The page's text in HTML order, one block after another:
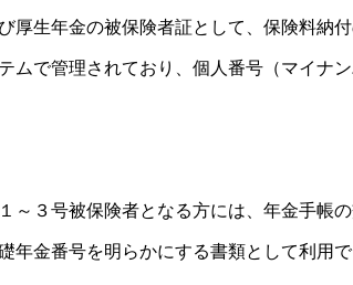
生年金の被保険者証として、保険料納
で管理されており、個人番号（マイナ
３号被保険者となる方には、年金手帳
金番号を明らかにする書類として利用